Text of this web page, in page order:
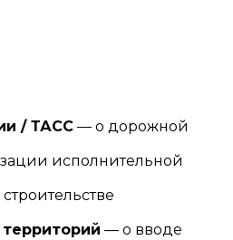
/ ТАСС — о дорожной
исполнительной
— о вводе